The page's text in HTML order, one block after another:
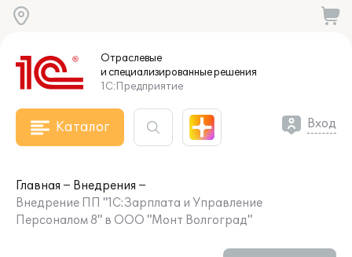
Отраслевые
и специализированныерешения
1С:Предприятие
Каталог Вход
Главная
Внедрения
Внедрение ПП "1С:Зарплата и Управление
Персоналом 8" в ООО "Монт Волгоград"